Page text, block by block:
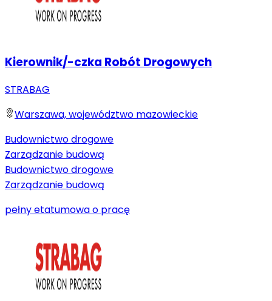
Kierownik/-czka Robót Drogowych
STRABAG
Warszawa, województwo mazowieckie
Budownictwo drogowe
Zarządzanie budową
Budownictwo drogowe
Zarządzanie budową
pełny etatumowa o pracę